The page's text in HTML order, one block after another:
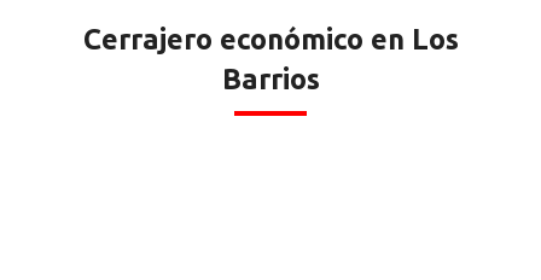
Cerrajero económico en Los
Barrios